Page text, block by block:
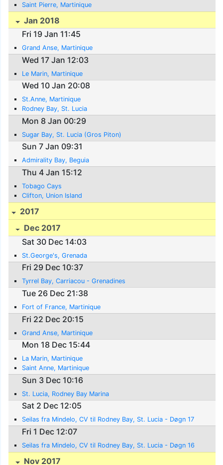
Saint Pierre, Martinique
Jan 2018
Fri 19 Jan 11:45
Grand Anse, Martinique
Wed 17 Jan 12:03
Le Marin, Martinique
Wed 10 Jan 20:08
St.Anne, Martinique
Rodney Bay, St. Lucia
Mon 8 Jan 00:29
Sugar Bay, St. Lucia (Gros Piton)
Sun 7 Jan 09:31
Admirality Bay, Beguia
Thu 4 Jan 15:12
Tobago Cays
Clifton, Union Island
2017
Dec 2017
Sat 30 Dec 14:03
St.George's, Grenada
Fri 29 Dec 10:37
Tyrrel Bay, Carriacou - Grenadines
Tue 26 Dec 21:38
Fort of France, Martinique
Fri 22 Dec 20:15
Grand Anse, Martinique
Mon 18 Dec 15:44
La Marin, Martinique
Saint Anne, Martinique
Sun 3 Dec 10:16
St. Lucia, Rodney Bay Marina
Sat 2 Dec 12:05
Seilas fra Mindelo, CV til Rodney Bay, St. Lucia - Døgn 17
Fri 1 Dec 12:07
Seilas fra Mindelo, CV til Rodney Bay, St. Lucia - Døgn 16
Nov 2017